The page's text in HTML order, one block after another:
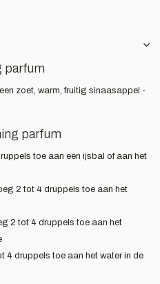
parfum
zoet, warm, fruitig sinaasappel -
parfum
toe aan een ijsbal of aan het
2 tot 4 druppels toe aan het
2 tot 4 druppels toe aan het
4 druppels toe aan het water in de